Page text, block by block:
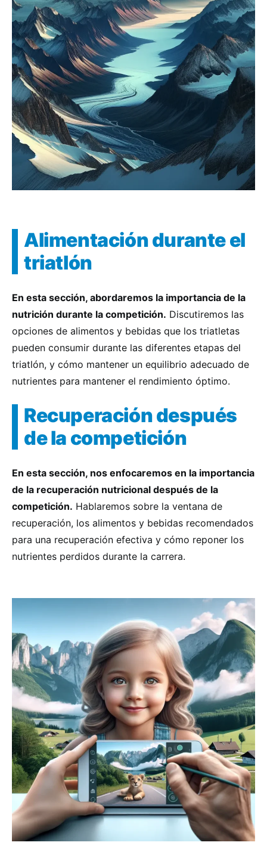
Alimentación durante el
triatlón
En esta sección, abordaremos la importancia de la
nutrición durante la competición. Discutiremos las
opciones de alimentos y bebidas que los triatletas
pueden consumir durante las diferentes etapas del
triatlón, y cómo mantener un equilibrio adecuado de
nutrientes para mantener el rendimiento óptimo.
Recuperación después
de la competición
En esta sección, nos enfocaremos en la importancia
de la recuperación nutricional después de la
competición. Hablaremos sobre la ventana de
recuperación, los alimentos y bebidas recomendados
para una recuperación efectiva y cómo reponer los
nutrientes perdidos durante la carrera.